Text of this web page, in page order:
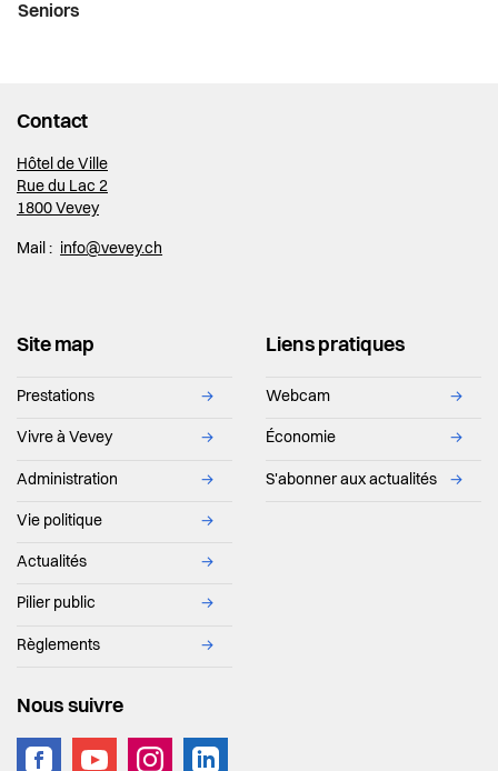
Seniors
Contact
Hôtel de Ville
Rue du Lac 2
1800 Vevey
Mail : info@vevey.ch
Site map
Prestations →
Vivre à Vevey →
Administration →
Vie politique →
Actualités →
Pilier public →
Règlements →
Liens pratiques
Webcam →
Économie →
S'abonner aux actualités →
Nous suivre